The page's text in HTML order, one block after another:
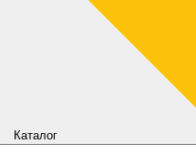
Каталог